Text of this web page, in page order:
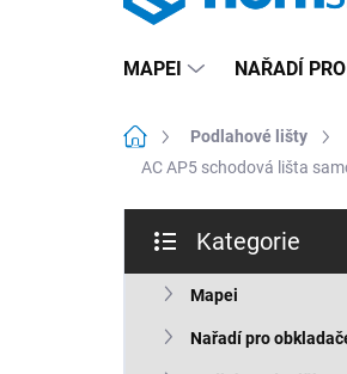
MAPEI NAŘADÍ
Domů Podlahové lišty
AC AP5 schodová lišta
s
kategorie
Kategorie
Mapei
Nařadí pro